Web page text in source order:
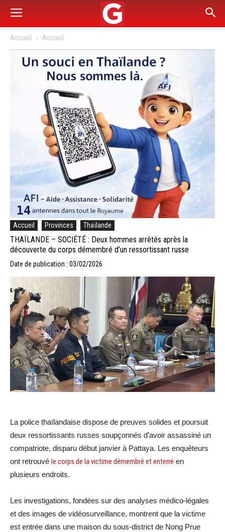
Accueil Accueil
Accueil Provinces Thaïlande
THAÏLANDE – SOCIÉTÉ : Deux hommes arrêtés après la
découverte du corps démembré d’un ressortissant russe
Date de publication : 03/02/2026
La police thaïlandaise dispose de preuves solides et poursuit
deux ressortissants russes soupçonnés d’avoir assassiné un
compatriote, disparu début janvier à Pattaya. Les enquêteurs
ont retrouvé le corps de la victime démembré et enterré en
plusieurs endroits.
Les investigations, fondées sur des analyses médico-légales
et des images de vidéosurveillance, montrent que la victime
est entrée dans une maison du sous-district de Nong Prue